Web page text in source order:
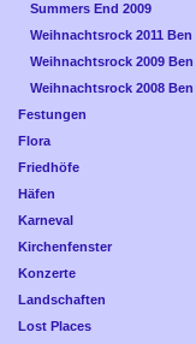
Summers End 2009
Weihnachtsrock 2011 Ben
Weihnachtsrock 2009 Ben
Weihnachtsrock 2008 Ben
Festungen
Flora
Friedhöfe
Häfen
Karneval
Kirchenfenster
Konzerte
Landschaften
Lost Places